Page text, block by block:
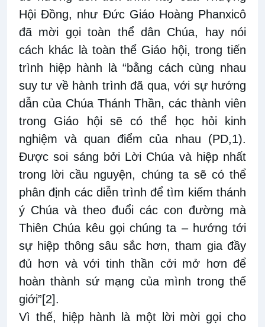
Hội Đồng, như Đức Giáo Hoàng Phanxicô
đã mời gọi toàn thể dân Chúa, hay nói
cách khác là toàn thể Giáo hội, trong tiến
trình hiệp hành là “bằng cách cùng nhau
suy tư về hành trình đã qua, với sự hướng
dẫn của Chúa Thánh Thần, các thành viên
trong Giáo hội sẽ có thể học hỏi kinh
nghiệm và quan điểm của nhau (PD,1).
Được soi sáng bởi Lời Chúa và hiệp nhất
trong lời cầu nguyện, chúng ta sẽ có thể
phân định các diễn trình để tìm kiếm thánh
ý Chúa và theo đuổi các con đường mà
Thiên Chúa kêu gọi chúng ta – hướng tới
sự hiệp thông sâu sắc hơn, tham gia đầy
đủ hơn và với tinh thần cởi mở hơn để
hoàn thành sứ mạng của mình trong thế
giới”[2].
Vì thế, hiệp hành là một lời mời gọi cho